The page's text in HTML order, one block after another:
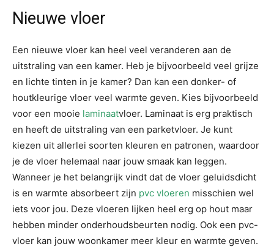
Nieuwe vloer
Een nieuwe vloer kan heel veel veranderen aan de
uitstraling van een kamer. Heb je bijvoorbeeld veel grijze
en lichte tinten in je kamer? Dan kan een donker- of
houtkleurige vloer veel warmte geven. Kies bijvoorbeeld
voor een mooie laminaatvloer. Laminaat is erg praktisch
en heeft de uitstraling van een parketvloer. Je kunt
kiezen uit allerlei soorten kleuren en patronen, waardoor
je de vloer helemaal naar jouw smaak kan leggen.
Wanneer je het belangrijk vindt dat de vloer geluidsdicht
is en warmte absorbeert zijn pvc vloeren misschien wel
iets voor jou. Deze vloeren lijken heel erg op hout maar
hebben minder onderhoudsbeurten nodig. Ook een pvc-
vloer kan jouw woonkamer meer kleur en warmte geven.